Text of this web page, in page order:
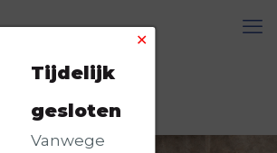
✕
Tijdelijk
gesloten
Vanwege